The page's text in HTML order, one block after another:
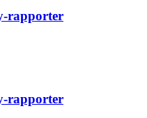
rapporter
rapporter